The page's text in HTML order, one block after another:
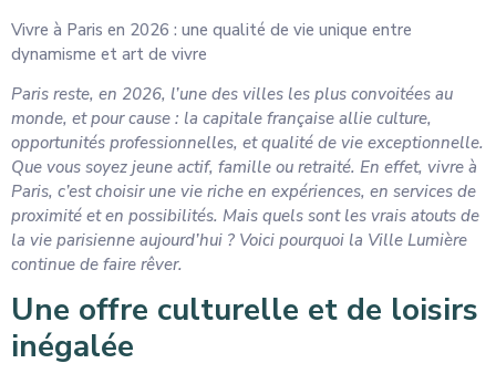
Vivre à Paris en 2026 : une qualité de vie unique entre
dynamisme et art de vivre
Paris reste, en 2026, l’une des villes les plus convoitées au
monde, et pour cause : la capitale française allie culture,
opportunités professionnelles, et qualité de vie exceptionnelle.
Que vous soyez jeune actif, famille ou retraité. En effet, vivre à
Paris, c’est choisir une vie riche en expériences, en services de
proximité et en possibilités. Mais quels sont les vrais atouts de
la vie parisienne aujourd’hui ? Voici pourquoi la Ville Lumière
continue de faire rêver.
Une offre culturelle et de loisirs
inégalée